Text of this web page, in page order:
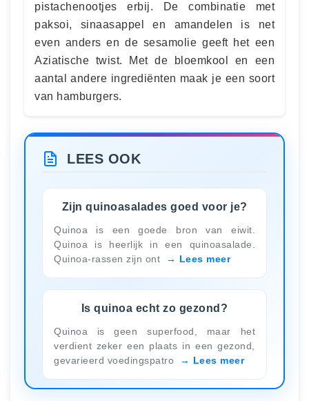
pistachenootjes erbij. De combinatie met
paksoi, sinaasappel en amandelen is net
even anders en de sesamolie geeft het een
Aziatische twist. Met de bloemkool en een
aantal andere ingrediënten maak je een soort
van hamburgers.
LEES OOK
Zijn quinoasalades goed voor je?
Quinoa is een goede bron van eiwit.
Quinoa is heerlijk in een quinoasalade.
Quinoa-rassen zijn ont
Lees meer
Is quinoa echt zo gezond?
Quinoa is geen superfood, maar het
verdient zeker een plaats in een gezond,
gevarieerd voedingspatro
Lees meer